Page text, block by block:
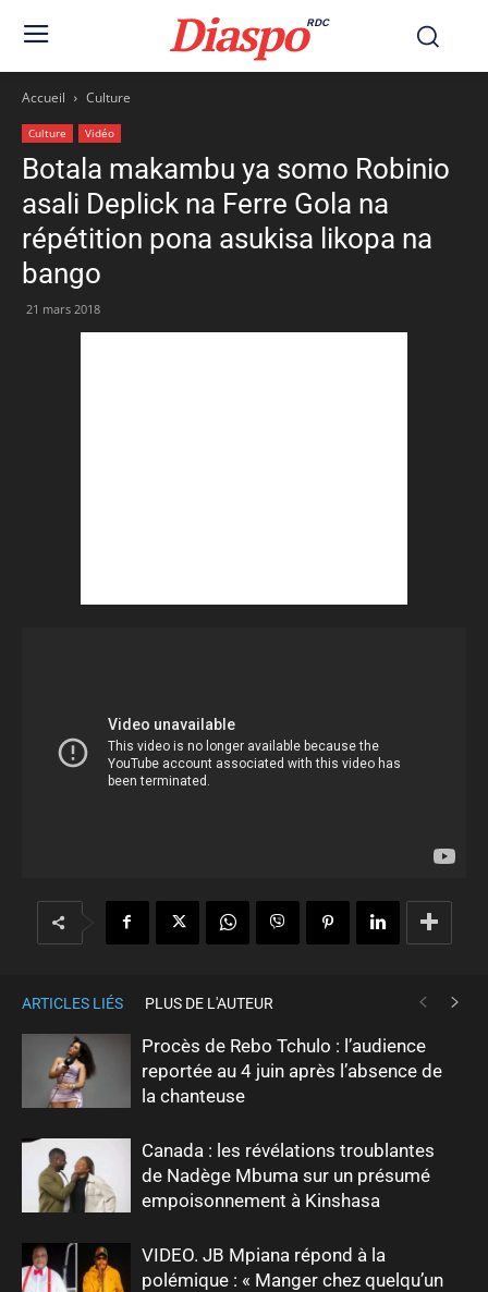
DiaspoRDC
Accueil Culture
Culture Vidéo
Botala makambu ya somo Robinio
asali Deplick na Ferre Gola na
répétition pona asukisa likopa na
bango
21 mars 2018
ARTICLES LIÉS PLUS DE L'AUTEUR
Procès de Rebo Tchulo : l’audience
reportée au 4 juin après l’absence de
la chanteuse
Canada : les révélations troublantes
de Nadège Mbuma sur un présumé
empoisonnement à Kinshasa
VIDEO. JB Mpiana répond à la
polémique : « Manger chez quelqu’un